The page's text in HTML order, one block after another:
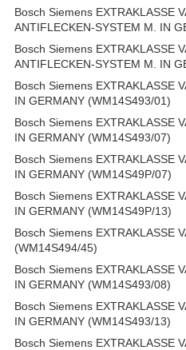
Bosch Siemens EXTRAKLASSE
ANTIFLECKEN-SYSTEM M. IN
Bosch Siemens EXTRAKLASSE
ANTIFLECKEN-SYSTEM M. IN
Bosch Siemens EXTRAKLASSE
IN GERMANY (WM14S493/01)
Bosch Siemens EXTRAKLASSE
IN GERMANY (WM14S493/07)
Bosch Siemens EXTRAKLASSE
IN GERMANY (WM14S49P/07)
Bosch Siemens EXTRAKLASSE
IN GERMANY (WM14S49P/13)
Bosch Siemens EXTRAKLASSE
(WM14S494/45)
Bosch Siemens EXTRAKLASSE
IN GERMANY (WM14S493/08)
Bosch Siemens EXTRAKLASSE
IN GERMANY (WM14S493/13)
Bosch Siemens EXTRAKLASSE